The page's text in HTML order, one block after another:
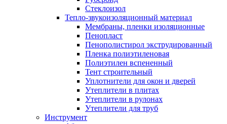
Стеклоизол
Тепло-звукоизоляционный материал
Мембраны, пленки изоляционные
Пенопласт
Пенополистирол экструдированный
Пленка полиэтиленовая
Полиэтилен вспененный
Тент строительный
Уплотнители для окон и дверей
Утеплители в плитах
Утеплители в рулонах
Утеплители для труб
Инструмент